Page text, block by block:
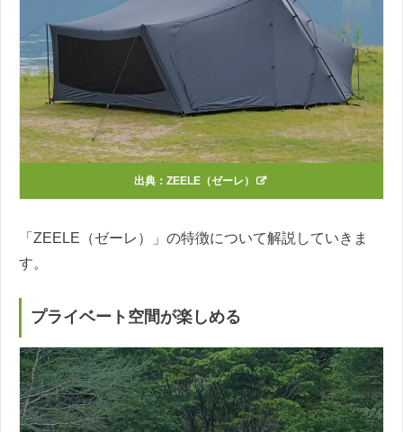
出典： ZEELE（ゼーレ）
「ZEELE（ゼーレ）」の特徴について解説していきま
す。
プライベート空間が楽しめる